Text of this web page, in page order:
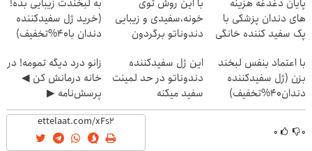
پایان دغدغه هزینه
های دندان پزشکی با
پک سفید کننده خانگی
با این روش توی
خونه،سفیدی و زیبایی
دندوناتو برگردون
به لبخندت زیبایی بده!
(خرید ژل سفیدکننده
دندان با40%تخفیف)
با اعتماد بنفس لبخند
بزن (ژل سفیدکننده
دندان40%تخفیف)
این ژل سفیدکننده
دندوناتو در حد لمینت
سفید میکنه
(40%تخفیف)
زانو درد دیگه تمومه! در
خانه درمانش کن ◀
پرسش‌نامه ▶
۰ ۰